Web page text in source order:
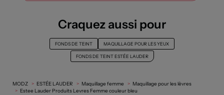
Craquez aussi pour
FONDS DE TEINT MAQUILLAGE POUR LES YEUX
FONDS DE TEINT ESTÉE LAUDER
MODZ ESTÉE LAUDER Maquillage femme
Maquillage pour les lèvres
Estee Lauder Produits Levres Femme couleur bleu